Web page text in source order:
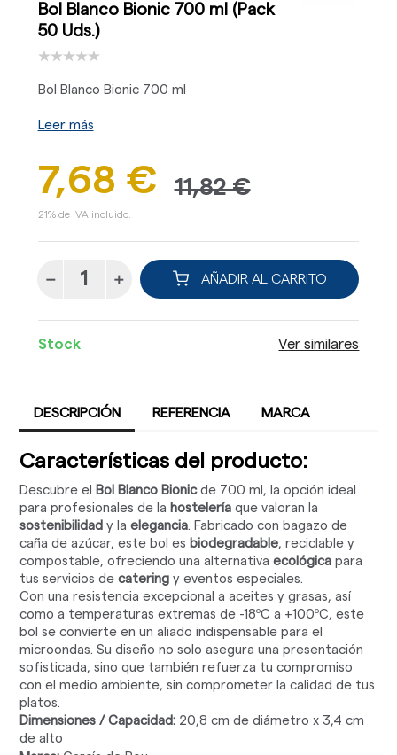
Bol Blanco Bionic 700 ml (Pack
50 Uds.)
Bol Blanco Bionic 700 ml
Leer más
7,68 € 11,82 €
21% de IVA incluido.
AÑADIR AL CARRITO
Stock Ver similares
DESCRIPCIÓN REFERENCIA MARCA
Características del producto:
Descubre el Bol Blanco Bionicde 700 ml, la opción ideal
para profesionales de la hostelería que valoran la
sostenibilidad y laelegancia. Fabricado con bagazo de
caña de azúcar, este bol es biodegradable, reciclable y
compostable, ofreciendo una alternativaecológica para
tus servicios decatering y eventos especiales.
Con una resistencia excepcional a aceites y grasas, así
como a temperaturas extremas de -18ºC a +100ºC, este
bol se convierte en un aliado indispensable para el
microondas. Su diseño no solo asegura una presentación
sofisticada, sino que también refuerza tu compromiso
con el medio ambiente, sin comprometer la calidad de tus
platos.
Dimensiones / Capacidad: 20,8 cm de diámetro x 3,4 cm
de alto